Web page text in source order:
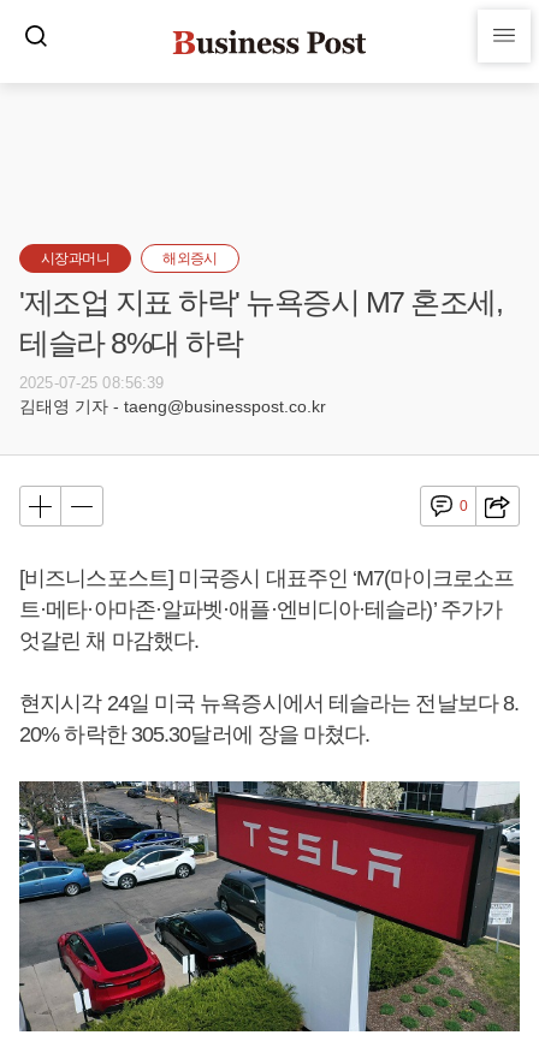
시장과머니 해외증시
'제조업 지표 하락' 뉴욕증시 M7 혼조세,
테슬라 8%대 하락
2025-07-25 08:56:39
김태영 기자 - taeng@businesspost.co.kr
0
[비즈니스포스트] 미국증시 대표주인 ‘M7(마이크로소프
트·메타·아마존·알파벳·애플·엔비디아·테슬라)’ 주가가
엇갈린 채 마감했다.
현지시각 24일 미국 뉴욕증시에서 테슬라는 전날보다 8.
20% 하락한 305.30달러에 장을 마쳤다.